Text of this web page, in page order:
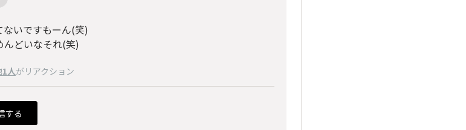
ないですもーん(笑)
どいなそれ(笑)
人がリアクション
する